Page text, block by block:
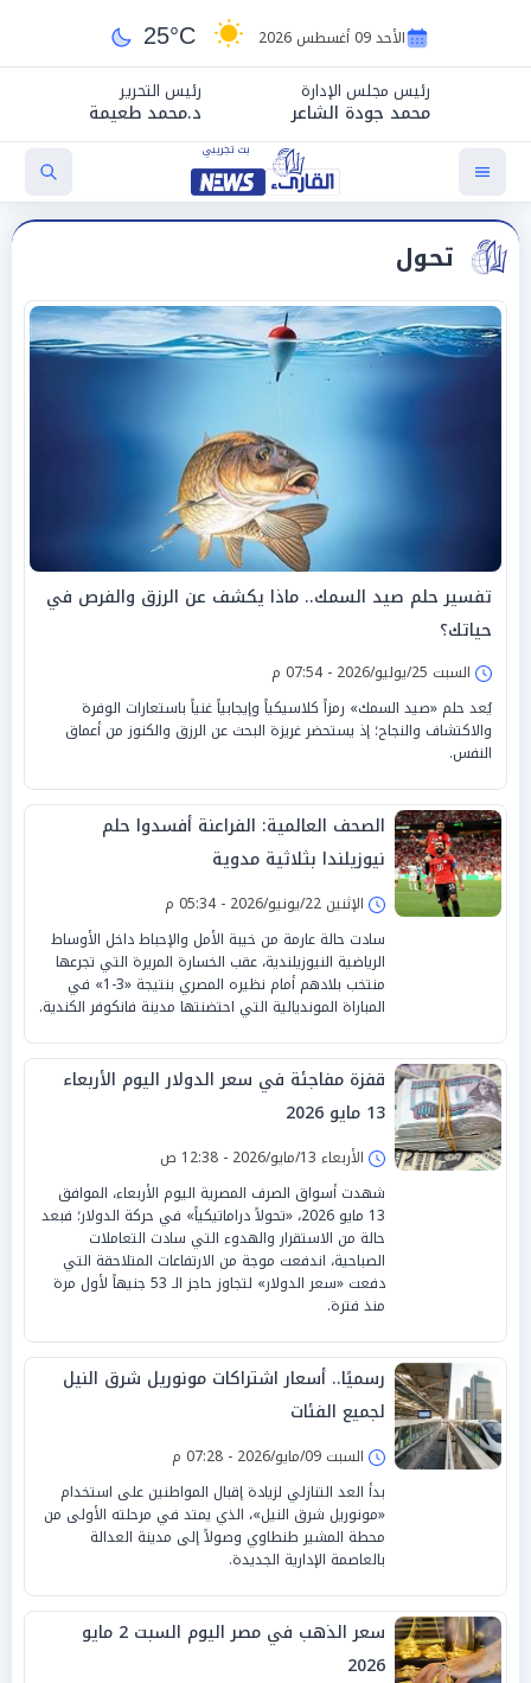
الأحد 09 أغسطس 2026 25°C
رئيس مجلس الإدارة
محمد جودة الشاعر
رئيس التحرير
د.محمد طعيمة
تحول
تفسير حلم صيد السمك.. ماذا يكشف عن الرزق والفرص في
حياتك؟
السبت 25/يوليو/2026 - 07:54 م
يُعد حلم «صيد السمك» رمزاً كلاسيكياً وإيجابياً غنياً باستعارات الوفرة
والاكتشاف والنجاح؛ إذ يستحضر غريزة البحث عن الرزق والكنوز من أعماق
النفس.
الصحف العالمية: الفراعنة أفسدوا حلم
نيوزيلندا بثلاثية مدوية
الإثنين 22/يونيو/2026 - 05:34 م
سادت حالة عارمة من خيبة الأمل والإحباط داخل الأوساط
الرياضية النيوزيلندية، عقب الخسارة المريرة التي تجرعها
منتخب بلادهم أمام نظيره المصري بنتيجة «3-1» في
المباراة المونديالية التي احتضنتها مدينة فانكوفر الكندية.
قفزة مفاجئة في سعر الدولار اليوم الأربعاء
13 مايو 2026
الأربعاء 13/مايو/2026 - 12:38 ص
شهدت أسواق الصرف المصرية اليوم الأربعاء، الموافق
13 مايو 2026، «تحولاً دراماتيكياً» في حركة الدولار؛ فبعد
حالة من الاستقرار والهدوء التي سادت التعاملات
الصباحية، اندفعت موجة من الارتفاعات المتلاحقة التي
دفعت «سعر الدولار» لتجاوز حاجز الـ 53 جنيهاً لأول مرة
منذ فترة.
رسميًا.. أسعار اشتراكات مونوريل شرق النيل
لجميع الفئات
السبت 09/مايو/2026 - 07:28 م
بدأ العد التنازلي لزيادة إقبال المواطنين على استخدام
«مونوريل شرق النيل»، الذي يمتد في مرحلته الأولى من
محطة المشير طنطاوي وصولاً إلى مدينة العدالة
بالعاصمة الإدارية الجديدة.
سعر الذهب في مصر اليوم السبت 2 مايو
2026